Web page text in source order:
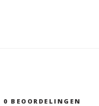
0 BEOORDELINGEN